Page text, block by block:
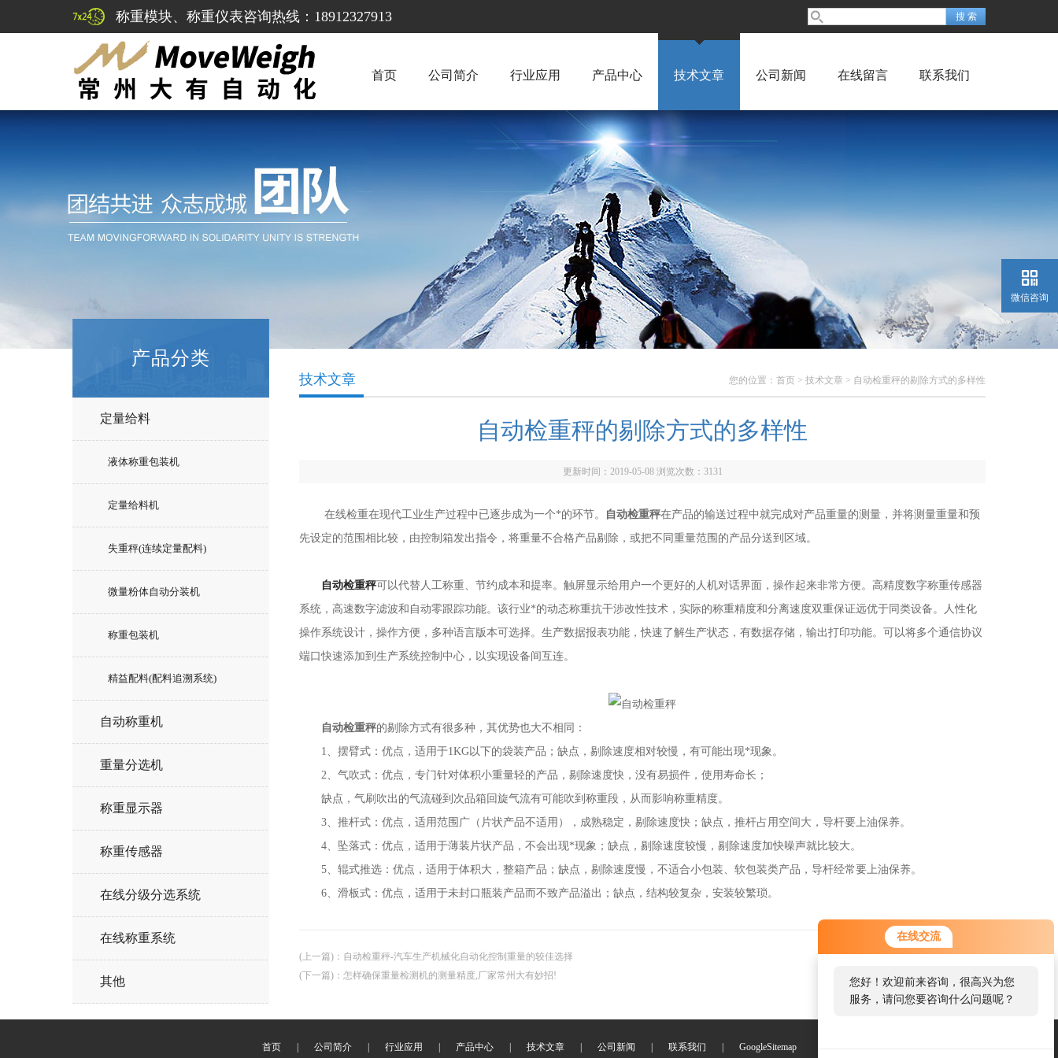
在线交流
您好！欢迎前来咨询，很高兴为您
服务，请问您要咨询什么问题呢？
称重模块、称重仪表咨询热线：18912327913
首页 公司简介 行业应用 产品中心 技术文章 公司新闻 在线留言 联系我们
产品分类
定量给料
液体称重包装机
定量给料机
失重秤(连续定量配料)
微量粉体自动分装机
称重包装机
精益配料(配料追溯系统)
自动称重机
重量分选机
称重显示器
称重传感器
在线分级分选系统
在线称重系统
其他
您的位置： 首页 > 技术文章 > 自动检重秤的剔除方式的多样性
技术文章
自动检重秤的剔除方式的多样性
更新时间：2019-05-08 浏览次数： 3131
在线检重在现代工业生产过程中已逐步成为一个*的环节。 自动检重秤在产品的输送过程中就完成对产品重量的测量，并将测量重量和预
先设定的范围相比较，由控制箱发出指令，将重量不合格产品剔除，或把不同重量范围的产品分送到区域。
自动检重秤可以代替人工称重、节约成本和提率。触屏显示给用户一个更好的人机对话界面，操作起来非常方便。高精度数字称重传感器
系统，高速数字滤波和自动零跟踪功能。该行业*的动态称重抗干涉改性技术，实际的称重精度和分离速度双重保证远优于同类设备。人性化
操作系统设计，操作方便，多种语言版本可选择。生产数据报表功能，快速了解生产状态，有数据存储，输出打印功能。可以将多个通信协议
端口快速添加到生产系统控制中心，以实现设备间互连。
自动检重秤的剔除方式有很多种，其优势也大不相同：
1、摆臂式：优点，适用于1KG以下的袋装产品；缺点，剔除速度相对较慢，有可能出现*现象。
2、气吹式：优点，专门针对体积小重量轻的产品，剔除速度快，没有易损件，使用寿命长；
缺点，气刷吹出的气流碰到次品箱回旋气流有可能吹到称重段，从而影响称重精度。
3、推杆式：优点，适用范围广（片状产品不适用），成熟稳定，剔除速度快；缺点，推杆占用空间大，导杆要上油保养。
4、坠落式：优点，适用于薄装片状产品，不会出现*现象；缺点，剔除速度较慢，剔除速度加快噪声就比较大。
5、辊式推选：优点，适用于体积大，整箱产品；缺点，剔除速度慢，不适合小包装、软包装类产品，导杆经常要上油保养。
6、滑板式：优点，适用于未封口瓶装产品而不致产品溢出；缺点，结构较复杂，安装较繁琐。
(上一篇) ： 自动检重秤-汽车生产机械化自动化控制重量的较佳选择
(下一篇) ： 怎样确保重量检测机的测量精度,厂家常州大有妙招!
首页 公司简介 行业应用 产品中心 技术文章 公司新闻 联系我们 GoogleSitemap
微信咨询